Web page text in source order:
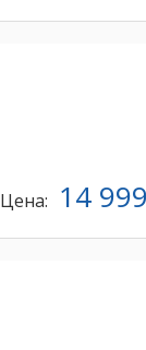
Цена: 14